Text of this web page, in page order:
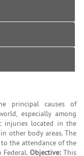
principal causes of
especially among
injuries located in the
other body areas. The
the attendance of the
Federal.Objective:This